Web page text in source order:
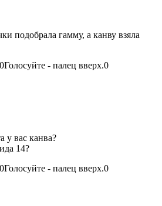
подобрала гамму, а канву взяла
0Голосуйте - палец вверх.0
у вас канва?
14?
0Голосуйте - палец вверх.0